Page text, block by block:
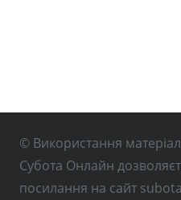
© Використання
Субота Онлайн
посилання на сайт